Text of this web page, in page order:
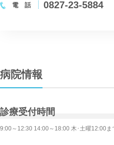
電 話 0827-23-5884
病院情報
診療受付時間
9:00～12:30 14:00～18:00 木･土曜12:00